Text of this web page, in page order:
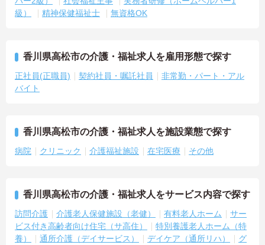
級）
精神保健福祉士 無資格OK
香川県高松市の介護・福祉求人を雇用形態で探す
正社員(正職員) 契約社員・嘱託社員
非常勤・パート・アル
バイト
香川県高松市の介護・福祉求人を施設業態で探す
病院 クリニック 介護福祉施設 在宅医療 その他
香川県高松市の介護・福祉求人をサービス内容で探す
訪問介護 介護老人保健施設（老健） 有料老人ホーム
サー
ビス付き高齢者向け住宅（サ高住）
特別養護老人ホーム（特
養）
通所介護（デイサービス） デイケア（通所リハ）
グ